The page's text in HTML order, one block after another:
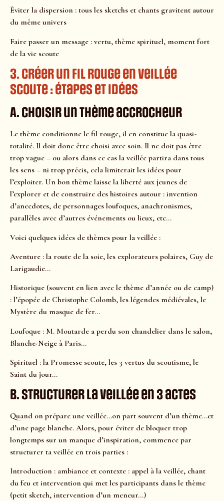
Éviter la dispersion : tous les sketchs et chants gravitent autour
du même univers
Faire passer un message : vertu, thème spirituel, moment fort
de la vie scoute
3. Créer un fil rouge en veillée
scoute : étapes et idées
A. Choisir un thème accrocheur
Le thème conditionne le fil rouge, il en constitue la quasi-
totalité. Il doit donc être choisi avec soin. Il ne doit pas être
trop vague – ou alors dans ce cas la veillée partira dans tous
les sens – ni trop précis, cela limiterait les idées pour
l’exploiter. Un bon thème laisse la liberté aux jeunes de
l’explorer et de construire des histoires autour : invention
d’anecdotes, de personnages loufoques, anachronismes,
parallèles avec d’autres événements ou lieux, etc…
Voici quelques idées de thèmes pour la veillée :
Aventure : la route de la soie, les explorateurs polaires, Guy de
Larigaudie…
Historique (souvent en lien avec le thème d’année ou de camp)
: l’épopée de Christophe Colomb, les légendes médiévales, le
Mystère du masque de fer…
Loufoque : M. Moutarde a perdu son chandelier dans le salon,
Blanche-Neige à Paris…
Spirituel : la Promesse scoute, les 3 vertus du scoutisme, le
Saint du jour…
B. Structurer la veillée en 3 actes
Quand on prépare une veillée…on part souvent d’un thème…et
d’une page blanche. Alors, pour éviter de bloquer trop
longtemps sur un manque d’inspiration, commence par
structurer ta veillée en trois parties :
Introduction : ambiance et contexte : appel à la veillée, chant
du feu et intervention qui met les participants dans le thème
(petit sketch, intervention d’un meneur…)